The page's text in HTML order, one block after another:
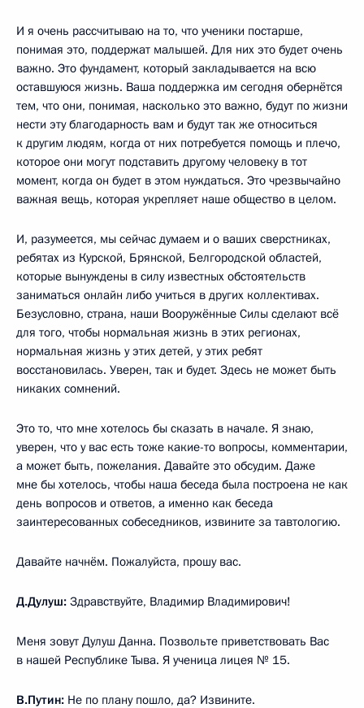
И я очень рассчитываю на то, что ученики постарше,
понимая это, поддержат малышей. Для них это будет очень
важно. Это фундамент, который закладывается на всю
оставшуюся жизнь. Ваша поддержка им сегодня обернётся
тем, что они, понимая, насколько это важно, будут по жизни
нести эту благодарность вам и будут так же относиться
к другим людям, когда от них потребуется помощь и плечо,
которое они могут подставить другому человеку в тот
момент, когда он будет в этом нуждаться. Это чрезвычайно
важная вещь, которая укрепляет наше общество в целом.
И, разумеется, мы сейчас думаем и о ваших сверстниках,
ребятах из Курской, Брянской, Белгородской областей,
которые вынуждены в силу известных обстоятельств
заниматься онлайн либо учиться в других коллективах.
Безусловно, страна, наши Вооружённые Силы сделают всё
для того, чтобы нормальная жизнь в этих регионах,
нормальная жизнь у этих детей, у этих ребят
восстановилась. Уверен, так и будет. Здесь не может быть
никаких сомнений.
Это то, что мне хотелось бы сказать в начале. Я знаю,
уверен, что у вас есть тоже какие-то вопросы, комментарии,
а может быть, пожелания. Давайте это обсудим. Даже
мне бы хотелось, чтобы наша беседа была построена не как
день вопросов и ответов, а именно как беседа
заинтересованных собеседников, извините за тавтологию.
Давайте начнём. Пожалуйста, прошу вас.
Д.Дулуш: Здравствуйте, Владимир Владимирович!
Меня зовут Дулуш Данна. Позвольте приветствовать Вас
в нашей Республике Тыва. Я ученица лицея № 15.
В.Путин: Не по плану пошло, да? Извините.